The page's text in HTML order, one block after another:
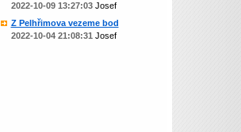
2022-10-09 13:27:03Josef
Z Pelhřimova vezeme bod
2022-10-04 21:08:31 Josef